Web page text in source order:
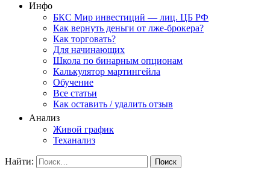
Инфо
БКС Мир инвестиций — лиц. ЦБ РФ
Как вернуть деньги от лже-брокера?
Как торговать?
Для начинающих
Школа по бинарным опционам
Калькулятор мартингейла
Обучение
Все статьи
Как оставить / удалить отзыв
Анализ
Живой график
Теханализ
Найти: